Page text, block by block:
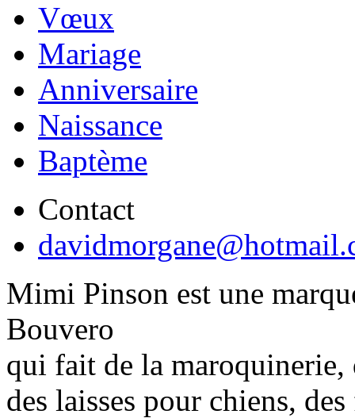
Vœux
Mariage
Anniversaire
Naissance
Baptème
Contact
Mimi Pinson est une
Bouvero
qui fait de la maroquinerie,
des laisses pour chiens,